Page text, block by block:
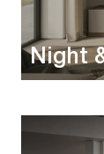
Night